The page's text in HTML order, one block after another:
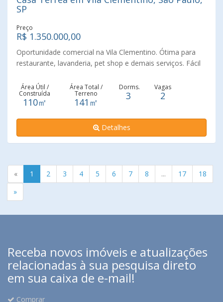
SP
Preço
R$ 1.350.000,00
Oportunidade comercial na Vila Clementino. Ótima para
restaurante, lavanderia, pet shop e demais serviços. Fácil
São Paulo. Vale a pena uma visita.
Área Útil /
Construída
110㎡
Área Total /
Terreno
141㎡
Dorms.
3
Vagas
2
Detalhes
« 1 2 3 4 5 6 7 8 ... 17
18
»
Receba novos imóveis e atualizações
relacionadas à sua pesquisa direto
em sua caixa de e-mail!
Comprar